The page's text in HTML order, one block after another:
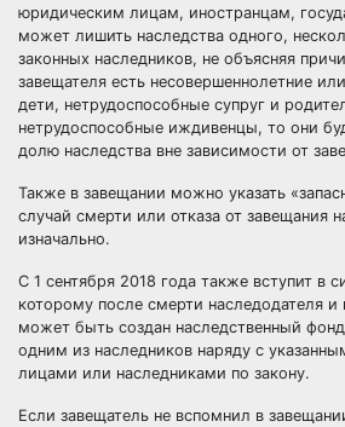
юридическим лицам, иностранцам,
может лишить наследства одного,
законных наследников, не объясняя
завещателя есть несовершеннолетние
дети, нетрудоспособные супруг и
нетрудоспособные иждивенцы, то они
долю наследства вне зависимости от
Также в завещании можно указать
случай смерти или отказа от завещания
изначально.
С 1 сентября 2018 года также вступит в
которому после смерти наследодателя и
может быть создан наследственный
одним из наследников наряду с
лицами или наследниками по закону.
Если завещатель не вспомнил в